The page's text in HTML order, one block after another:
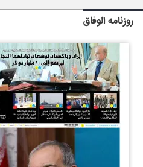
روزنامه الوفاق